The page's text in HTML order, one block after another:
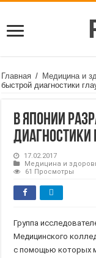
Главная / Медицина и
быстрой диагностики
В Японии
17.02.2017
Медицина и
61 Просмотры
Группа
Медицинского
с помощью которых